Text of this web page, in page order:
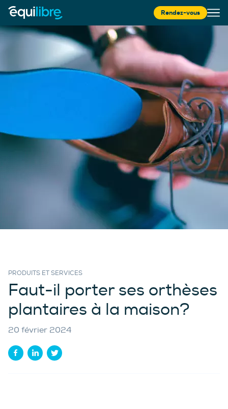
Rendez-vous
PRODUITS ET SERVICES
Faut-il porter ses orthèses
plantaires à la maison?
20 février 2024